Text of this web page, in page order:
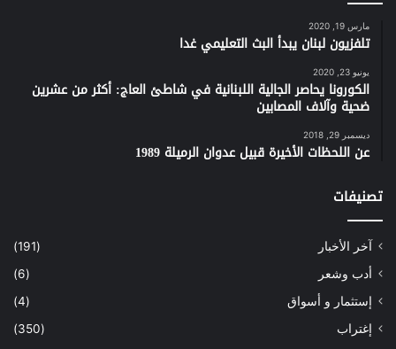
مارس 19, 2020
تلفزيون لبنان يبدأ البث التعليمي غدا
يونيو 23, 2020
الكورونا يحاصر الجالية اللبنانية في شاطئ العاج: أكثر من عشرين
ضحية وآلاف المصابين
ديسمبر 29, 2018
عن اللحظات الأخيرة قبيل عدوان الرميلة 1989
تصنيفات
آخر الأخبار
(191)
أدب وشعر
(6)
إستثمار و أسواق
(4)
إغتراب
(350)